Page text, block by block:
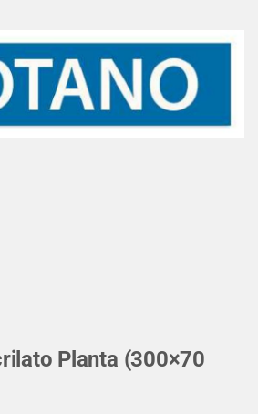
Planta (300×70